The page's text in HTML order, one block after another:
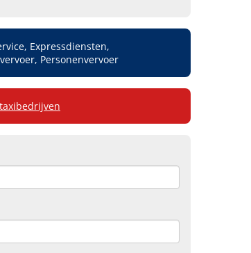
Expressdiensten,
Personenvervoer